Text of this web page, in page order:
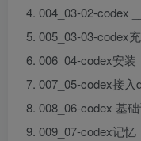
4. 004_03-02-codex
5. 005_03-03-codex
6. 006_04-codex安装
7. 007_05-codex接入
8. 008_06-codex 基
9. 009_07-codex记忆